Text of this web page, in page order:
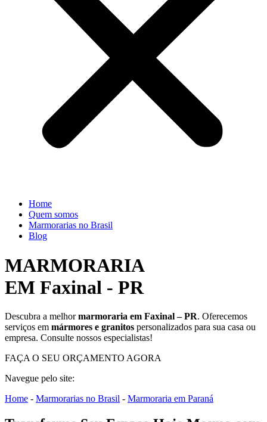
Home
Quem somos
Marmorarias no Brasil
Blog
MARMORARIA
EM Faxinal - PR
Descubra a melhormarmoraria em Faxinal – PR. Oferecemos
serviços em mármores e granitos personalizados para sua casa ou
empresa. Consulte nossos especialistas!
FAÇA O SEU ORÇAMENTO AGORA
Navegue pelo site:
Home - Marmorarias no Brasil - Marmoraria em Paraná